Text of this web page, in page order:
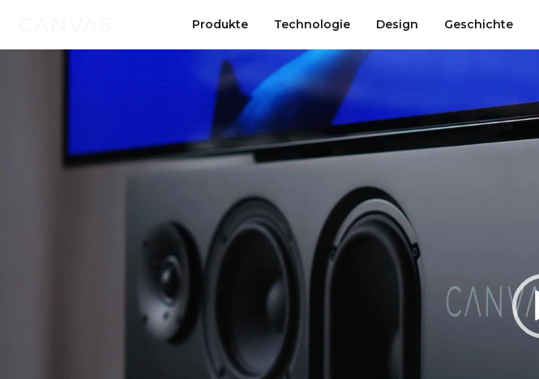
Produkte Technologie Design Geschichte
Produkte Technologie Design Geschichte